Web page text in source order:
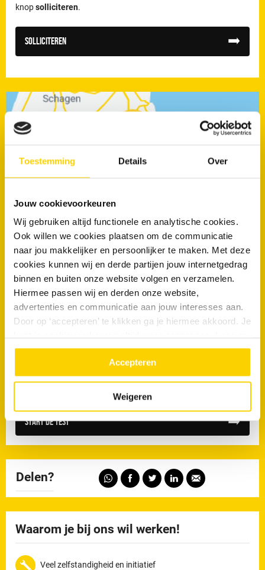
Toestemming Details Over
Jouw cookievoorkeuren
Wij gebruiken altijd functionele en analytische cookies.
Ook willen we cookies plaatsen om de communicatie
naar jou makkelijker en persoonlijker te maken. Met deze
cookies kunnen wij en derde partijen jouw internetgedrag
binnen en buiten onze website volgen en verzamelen.
Hiermee passen wij en derden onze website,
advertenties en communicatie aan jouw interesses aan.
Door op ‘accepteren’ te klikken ga je hiermee akkoord. Je
meer over in onsprivacy beleid.
Accepteren
Weigeren
knopsolliciteren.
Solliciteren
Hoorn
Servicemonteur Storingen - Hoorn
werken?
Doe de test en solliciteer direct!
Start de test
Delen?
Waarom je bij ons wil werken!
Veel zelfstandigheid en initiatief